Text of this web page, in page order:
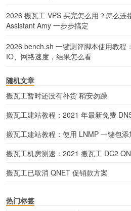
2026 搬瓦工 VPS 买完怎么用？怎么连
Assistant Amy 一步步搞定
2026 bench.sh 一键测评脚本使用教程
IO、网络速度，结果怎么看
随机文章
搬瓦工暂时还没有补货 稍安勿躁
搬瓦工建站教程：2021 年最新免费
搬瓦工建站教程：使用 LNMP 一键包
搬瓦工机房测速：2021 搬瓦工 DC2
搬瓦工已取消 QNET 促销款方案
热门标签